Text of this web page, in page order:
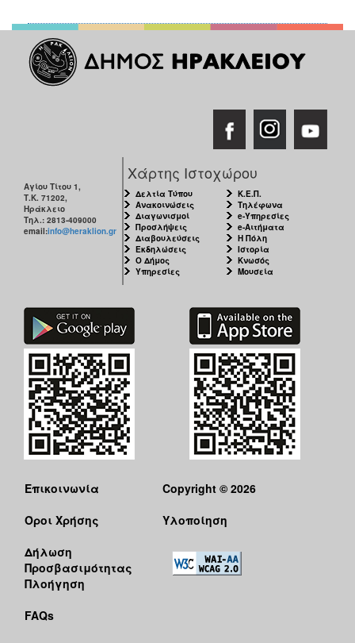
Αγίου Τίτου 1,
Τ.Κ. 71202,
Ηράκλειο
Τηλ.: 2813-409000
email:info@heraklion.gr
Χάρτης Ιστοχώρου
Δελτία Τύπου
Ανακοινώσεις
Διαγωνισμοί
Προσλήψεις
Διαβουλεύσεις
Εκδηλώσεις
Ο Δήμος
Υπηρεσίες
Κ.Ε.Π.
Τηλέφωνα
e-Υπηρεσίες
e-Αιτήματα
Η Πόλη
Ιστορία
Κνωσός
Μουσεία
Επικοινωνία
Όροι Χρήσης
Δήλωση
Προσβασιμότητας
Πλοήγηση
FAQs
Copyright © 2026
Υλοποίηση